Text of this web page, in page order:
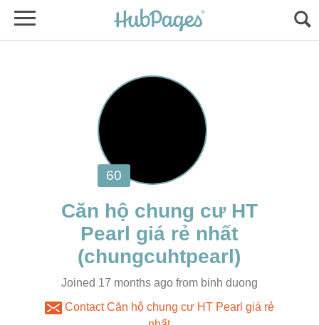
Căn hộ chung cư HT
Joined 17 months ago from binh duong
Contact Căn hộ chung cư HT Pearl giá rẻ